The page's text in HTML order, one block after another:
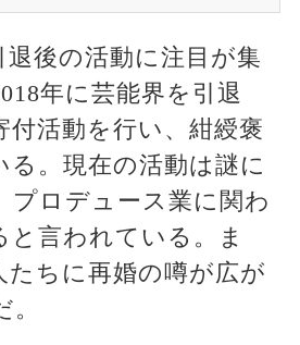
後の活動に注目が集
年に芸能界を引退
付活動を行い、紺綬褒
る。現在の活動は謎に
プロデュース業に関わ
と言われている。ま
たちに再婚の噂が広が